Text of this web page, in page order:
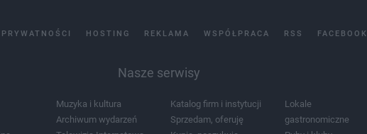
HOSTING REKLAMA WSPÓŁPRACA RSS FACEBOOK
Nasze serwisy
Muzyka i kultura
Archiwum wydarzeń
Katalog firm i instytucji
Sprzedam, oferuję
Lokale
gastronomiczne